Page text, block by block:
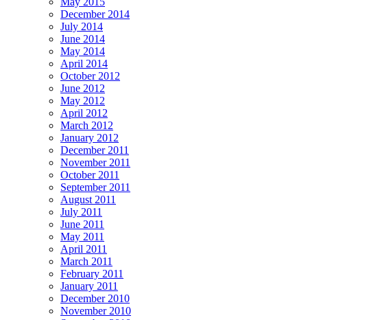
December 2014
July 2014
June 2014
May 2014
April 2014
October 2012
June 2012
May 2012
April 2012
March 2012
January 2012
December 2011
November 2011
October 2011
September 2011
August 2011
July 2011
June 2011
May 2011
April 2011
March 2011
February 2011
January 2011
December 2010
November 2010